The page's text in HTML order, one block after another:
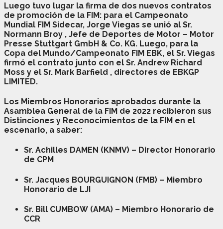
Luego tuvo lugar la firma de dos nuevos contratos
de promoción de la FIM: para el Campeonato
Mundial FIM Sidecar, Jorge Viegas se unió al Sr.
Normann Broy , Jefe de Deportes de Motor – Motor
Presse Stuttgart GmbH & Co. KG. Luego, para la
Copa del Mundo/Campeonato FIM EBK, el Sr. Viegas
firmó el contrato junto con el Sr. Andrew Richard
Moss y el Sr. Mark Barfield , directores de EBKGP
LIMITED.
Los Miembros Honorarios aprobados durante la
Asamblea General de la FIM de 2022 recibieron sus
Distinciones y Reconocimientos de la FIM en el
escenario, a saber:
Sr. Achilles DAMEN (KNMV) – Director Honorario
de CPM
Sr. Jacques BOURGUIGNON (FMB) – Miembro
Honorario de LJI
Sr. Bill CUMBOW (AMA) – Miembro Honorario de
CCR